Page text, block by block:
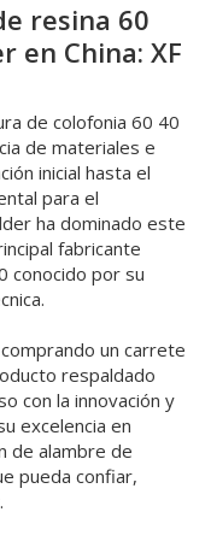
resina 60
en China: XF
de colofonia 60 40
de materiales e
inicial hasta el
para el
ha dominado este
fabricante
conocido por su
un carrete
respaldado
con la innovación y
excelencia en
de alambre de
pueda confiar,